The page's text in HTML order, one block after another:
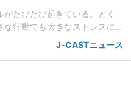
たびたび起きている。とく
行動でも大きなストレスに
・30代)は、関西方面から東
然な姿勢で移動する羽目に
J-CASTニュース